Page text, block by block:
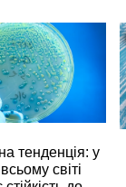
тенденція: у
світі